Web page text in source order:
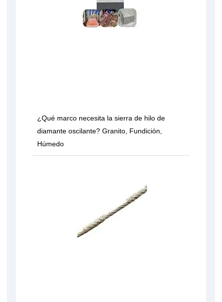
¿Qué marco necesita la sierra de hilo de
diamante oscilante? Granito, Fundición,
Húmedo